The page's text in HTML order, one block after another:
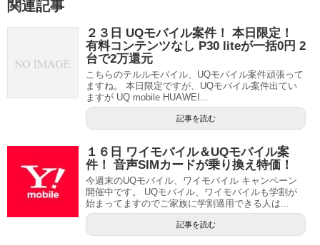
関連記事
２３日 UQモバイル案件！ 本日限定！
有料コンテンツなし P30 liteが一括0円 2
台で2万還元
こちらのテルルモバイル、UQモバイル案件頑張って
ますね。 本日限定ですが、UQモバイル案件出てい
ますが UQ mobile HUAWEI...
記事を読む
１６日 ワイモバイル＆UQモバイル案
件！ 音声SIMカードが乗り換え特価！
今週末のUQモバイル、ワイモバイル キャンペーン
開催中です。 UQモバイル、ワイモバイルも学割が
始まってますのでご家族に学割適用できる人は...
記事を読む